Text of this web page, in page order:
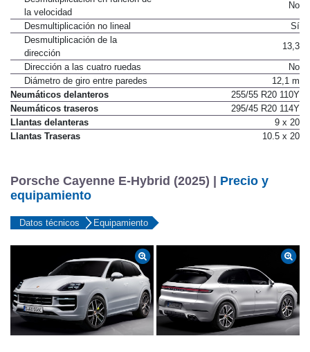
la velocidad
No
Desmultiplicación no lineal
Sí
Desmultiplicación de la
dirección
13,3
Dirección a las cuatro ruedas
No
Diámetro de giro entre paredes
12,1 m
Neumáticos delanteros
255/55 R20 110Y
Neumáticos traseros
295/45 R20 114Y
Llantas delanteras
9 x 20
Llantas Traseras
10.5 x 20
Porsche Cayenne E-Hybrid (2025) | Precio y
equipamiento
Datos técnicos Equipamiento